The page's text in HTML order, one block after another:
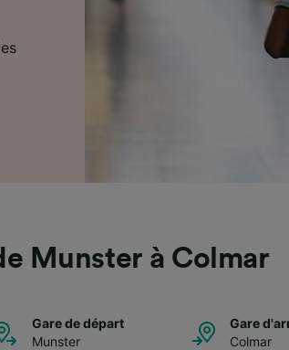
Munster à Colmar
Gare de départ
Munster
Gare
Colmar